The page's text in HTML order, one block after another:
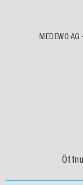
MEDEWO